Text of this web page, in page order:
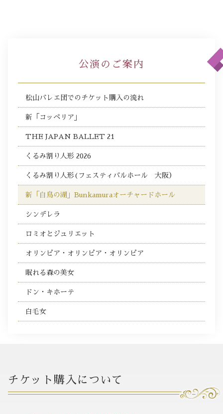
公演のご案内
松山バレエ団でのチケット購入の流れ
新「コッペリア」
THE JAPAN BALLET 21
くるみ割り人形 2026
くるみ割り人形(フェスティバルホール 大阪）
新「白鳥の湖」Bunkamuraオーチャードホール
シンデレラ
ロミオとジュリエット
オリンピア・オリンピア・オリンピア
眠れる森の美女
ドン・キホーテ
白毛女
チケット購入について